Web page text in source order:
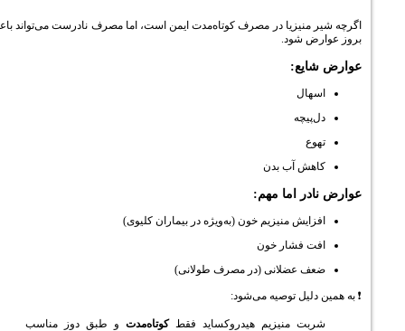
در مصرف کوتاه‌مدت ایمن است، اما مصرف نادرست می‌تواند باعث
اما مهم:
منیزیم خون (به‌ویژه در بیماران کلیوی)
عضلانی (در مصرف طولانی)
توصیه می‌شود:
منیزیم هیدروکساید فقطکوتاه‌مدتو طبق دوز مناسب